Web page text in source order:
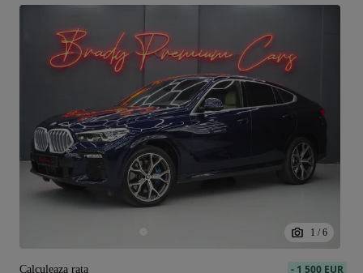
1 / 6
- 1 500 EUR
Calculeaza rata